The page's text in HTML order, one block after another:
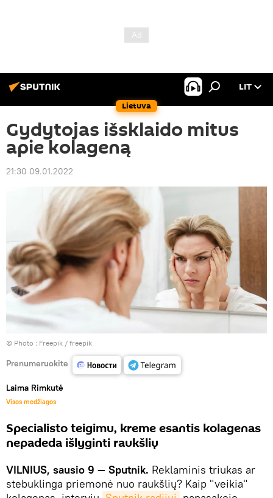
Lietuva
LIT
Gydytojas išsklaido mitus
apie kolageną
21:30 09.01.2022
© Photo : Freepik / freepik
Prenumeruokite
Laima Rimkutė
Visos medžiagos
Specialisto teigimu, kreme esantis kolagenas
nepadeda išlyginti raukšlių
VILNIUS, sausio 9 — Sputnik. Reklaminis triukas ar
stebuklinga priemonė nuo raukšlių? Kaip "veikia"